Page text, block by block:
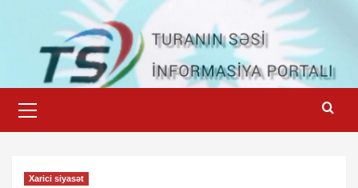
content
Menu
Xarici siyasət